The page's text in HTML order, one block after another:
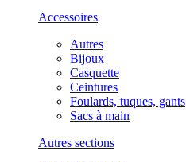
Accessoires
Autres
Bijoux
Casquette
Ceintures
Foulards, tuques, gants
Sacs à main
Autres sections